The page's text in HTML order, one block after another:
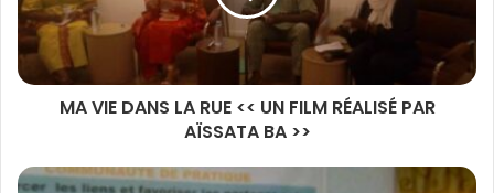
MA VIE DANS LA RUE << UN FILM RÉALISÉ PAR
AÏSSATA BA >>